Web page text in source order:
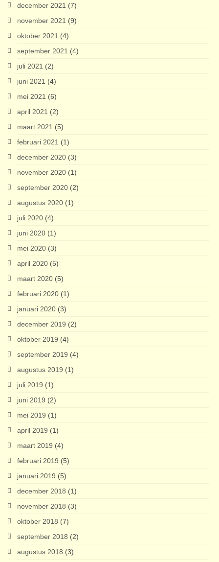
december 2021 (7)
november 2021 (9)
oktober 2021 (4)
september 2021 (4)
juli 2021 (2)
juni 2021 (4)
mei 2021 (6)
april 2021 (2)
maart 2021 (5)
februari 2021 (1)
december 2020 (3)
november 2020 (1)
september 2020 (2)
augustus 2020 (1)
juli 2020 (4)
juni 2020 (1)
mei 2020 (3)
april 2020 (5)
maart 2020 (5)
februari 2020 (1)
januari 2020 (3)
december 2019 (2)
oktober 2019 (4)
september 2019 (4)
augustus 2019 (1)
juli 2019 (1)
juni 2019 (2)
mei 2019 (1)
april 2019 (1)
maart 2019 (4)
februari 2019 (5)
januari 2019 (5)
december 2018 (1)
november 2018 (3)
oktober 2018 (7)
september 2018 (2)
augustus 2018 (3)